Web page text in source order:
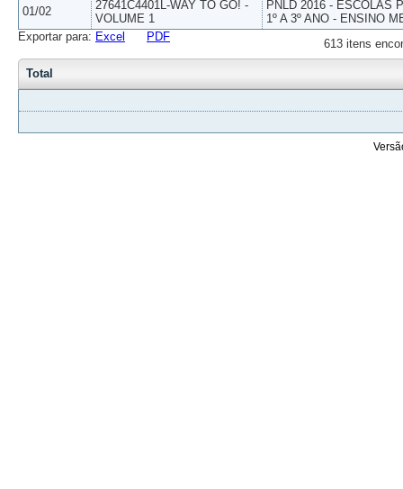
01/02
27641C4401L-WAY TO GO! -
VOLUME 1
PNLD 2016 - ESCOLAS
1º A 3º ANO - ENSINO
613 itens
Exportar para: Excel PDF
Total